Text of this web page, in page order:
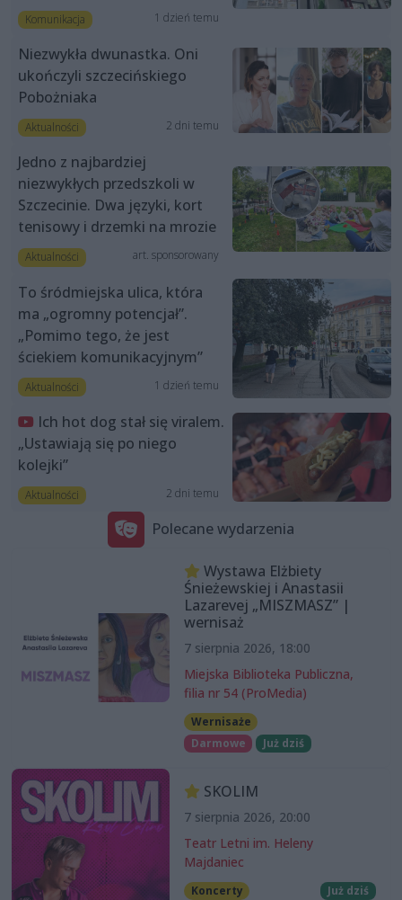
Komunikacja 1 dzień temu
Niezwykła dwunastka. Oni
ukończyli szczecińskiego
Pobożniaka
Aktualności 2 dni temu
Jedno z najbardziej
niezwykłych przedszkoli w
Szczecinie. Dwa języki, kort
tenisowy i drzemki na mrozie
Aktualności art. sponsorowany
To śródmiejska ulica, która
ma „ogromny potencjał”.
„Pomimo tego, że jest
ściekiem komunikacyjnym”
Aktualności 1 dzień temu
Ich hot dog stał się viralem.
„Ustawiają się po niego
kolejki”
Aktualności 2 dni temu
Polecane wydarzenia
Wystawa Elżbiety
Śnieżewskiej i Anastasii
Lazarevej „MISZMASZ” |
wernisaż
7 sierpnia 2026, 18:00
Miejska Biblioteka Publiczna,
filia nr 54 (ProMedia)
Wernisaże
Darmowe
Już dziś
SKOLIM
7 sierpnia 2026, 20:00
Teatr Letni im. Heleny
Majdaniec
Koncerty Już dziś